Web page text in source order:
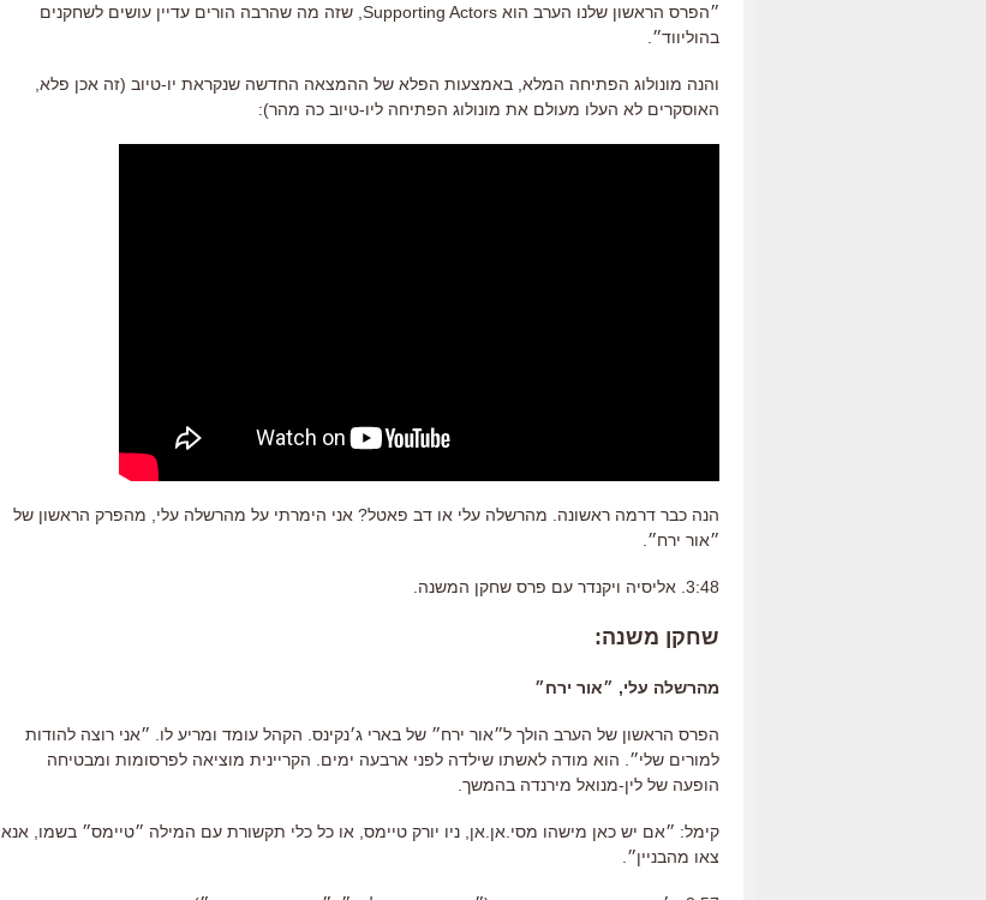
״הפרס הראשון שלנו הערב הוא Supporting Actors, שזה מה שהרבה הורים עדיין עושים לשחקנים
בהוליווד״.
והנה מונולוג הפתיחה המלא, באמצעות הפלא של ההמצאה החדשה שנקראת יו-טיוב (זה אכן פלא,
האוסקרים לא העלו מעולם את מונולוג הפתיחה ליו-טיוב כה מהר):
הנה כבר דרמה ראשונה. מהרשלה עלי או דב פאטל? אני הימרתי על מהרשלה עלי, מהפרק הראשון של
״אור ירח״.
3:48. אליסיה ויקנדר עם פרס שחקן המשנה.
שחקן משנה:
מהרשלה עלי, ״אור ירח״
הפרס הראשון של הערב הולך ל״אור ירח״ של בארי ג׳נקינס. הקהל עומד ומריע לו. ״אני רוצה להודות
למורים שלי״. הוא מודה לאשתו שילדה לפני ארבעה ימים. הקריינית מוציאה לפרסומות ומבטיחה
הופעה של לין-מנואל מירנדה בהמשך.
קימל: ״אם יש כאן מישהו מסי.אן.אן, ניו יורק טיימס, או כל כלי תקשורת עם המילה ״טיימס״ בשמו, אנא
צאו מהבניין״.